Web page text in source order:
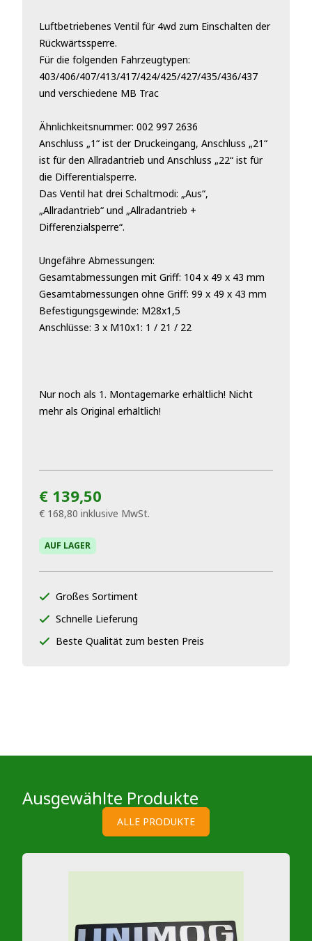
Luftbetriebenes Ventil für 4wd zum Einschalten der
Rückwärtssperre.
Für die folgenden Fahrzeugtypen:
403/406/407/413/417/424/425/427/435/436/437
und verschiedene MB Trac
Ähnlichkeitsnummer: 002 997 2636
Anschluss „1“ ist der Druckeingang, Anschluss „21“
ist für den Allradantrieb und Anschluss „22“ ist für
die Differentialsperre.
Das Ventil hat drei Schaltmodi: „Aus“,
„Allradantrieb“ und „Allradantrieb +
Differenzialsperre“.
Ungefähre Abmessungen:
Gesamtabmessungen mit Griff: 104 x 49 x 43 mm
Gesamtabmessungen ohne Griff: 99 x 49 x 43 mm
Befestigungsgewinde: M28x1,5
Anschlüsse: 3 x M10x1: 1 / 21 / 22
Nur noch als 1. Montagemarke erhältlich! Nicht
mehr als Original erhältlich!
€ 139,50
€ 168,80 inklusive MwSt.
AUF LAGER
Großes Sortiment
Schnelle Lieferung
Beste Qualität zum besten Preis
Ausgewählte Produkte
ALLE PRODUKTE